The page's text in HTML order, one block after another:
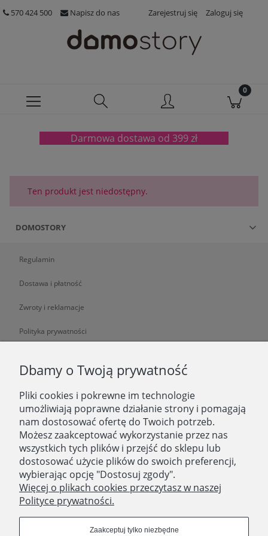
570 424 500 Napisz do nas Zarejestruj się Zaloguj się
Darmowa dostawa od 399 zł
Ten produkt jest niedostępny.
DOMOSTORY
Regulamin
Dostawa i płatność
Zwroty i reklamacje
Polityka prywatności
O NAS
O nas
Zatrudniamy
Blog
Kontakt
SKLEP STACJONARNY
Dbamy o Twoją prywatność
Pliki cookies i pokrewne im technologie
umożliwiają poprawne działanie strony i pomagają
nam dostosować ofertę do Twoich potrzeb.
Możesz zaakceptować wykorzystanie przez nas
wszystkich tych plików i przejść do sklepu lub
dostosować użycie plików do swoich preferencji,
wybierając opcję "Dostosuj zgody".
Więcej o plikach cookies przeczytasz w naszej
Polityce prywatności.
Zaakceptuj tylko niezbędne